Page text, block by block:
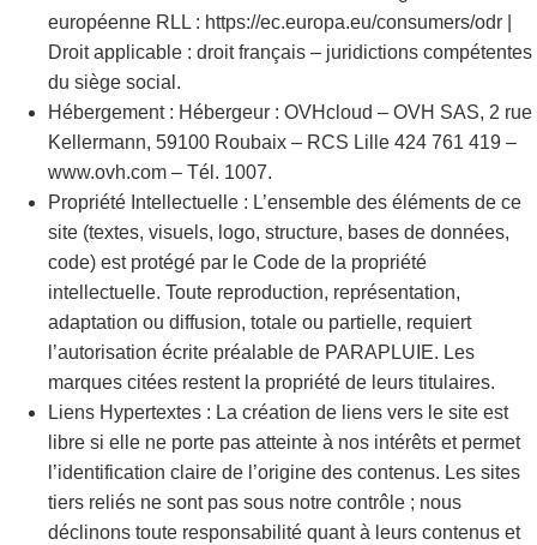
européenne RLL : https://ec.europa.eu/consumers/odr |
Droit applicable : droit français – juridictions compétentes
du siège social.
Hébergement : Hébergeur : OVHcloud – OVH SAS, 2 rue
Kellermann, 59100 Roubaix – RCS Lille 424 761 419 –
www.ovh.com – Tél. 1007.
Propriété Intellectuelle : L’ensemble des éléments de ce
site (textes, visuels, logo, structure, bases de données,
code) est protégé par le Code de la propriété
intellectuelle. Toute reproduction, représentation,
adaptation ou diffusion, totale ou partielle, requiert
l’autorisation écrite préalable de PARAPLUIE. Les
marques citées restent la propriété de leurs titulaires.
Liens Hypertextes : La création de liens vers le site est
libre si elle ne porte pas atteinte à nos intérêts et permet
l’identification claire de l’origine des contenus. Les sites
tiers reliés ne sont pas sous notre contrôle ; nous
déclinons toute responsabilité quant à leurs contenus et